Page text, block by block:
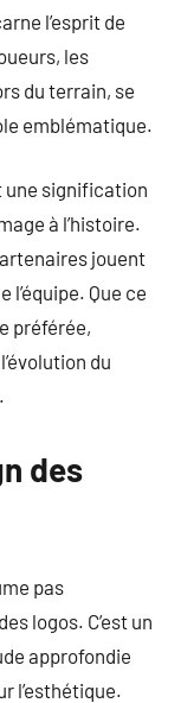
l’esprit de
les
du terrain, se
emblématique.
une signification
à l’histoire.
jouent
l’équipe. Que ce
préférée,
du
des
pas
logos. C’est un
approfondie
l’esthétique.